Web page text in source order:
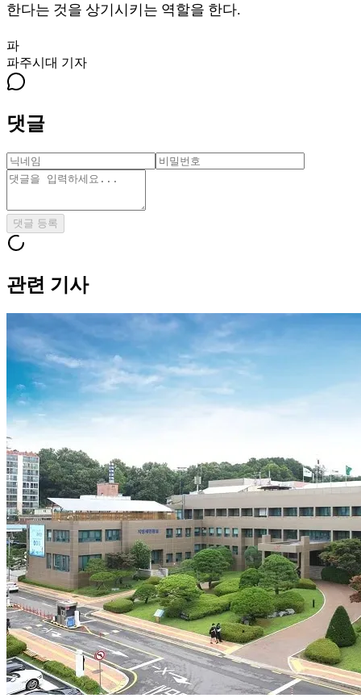
한다는 것을 상기시키는 역할을 한다.
파
파주시대 기자
댓글
댓글 등록
관련 기사